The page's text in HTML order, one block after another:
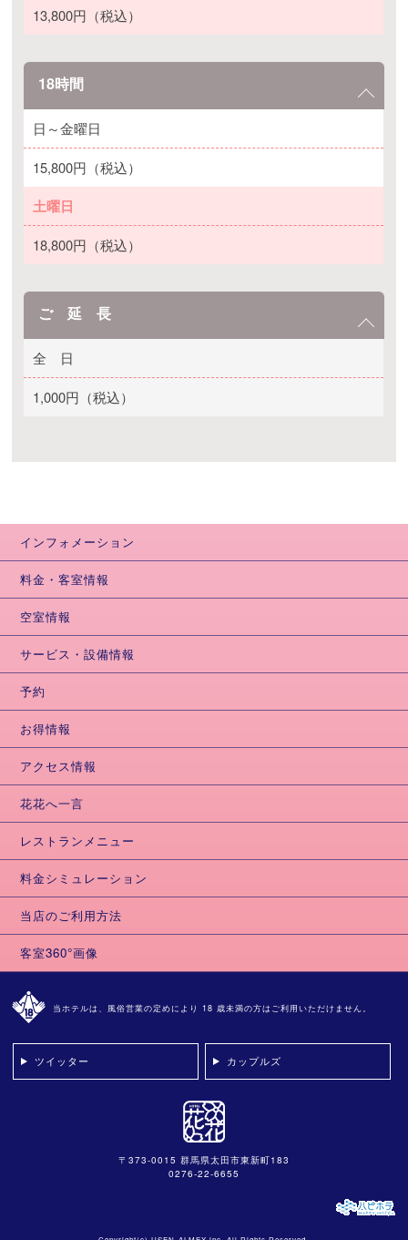
13,800円（税込）
18時間
日～金曜日
15,800円（税込）
土曜日
18,800円（税込）
ご 延 長
全 日
1,000円（税込）
インフォメーション
料金・客室情報
空室情報
サービス・設備情報
予約
お得情報
アクセス情報
花花へ一言
レストランメニュー
料金シミュレーション
当店のご利用方法
客室360°画像
当ホテルは、風俗営業の定めにより 18 歳未満の方はご利用いただけません。
ツイッター カップルズ
〒373-0015 群馬県太田市東新町183
0276-22-6655